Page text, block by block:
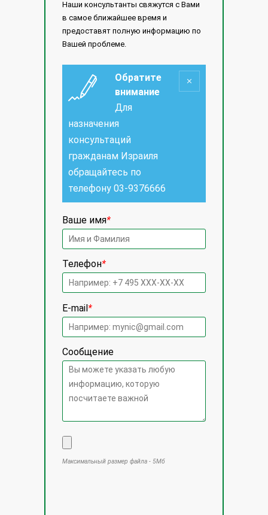
Наши консультанты свяжутся с Вами
в самое ближайшее время и
предоставят полную информацию по
Вашей проблеме.
Обратите
внимание
Для
назначения
консультаций
гражданам Израиля
обращайтесь по
телефону 03-9376666
Ваше имя*
Телефон*
E-mail*
Сообщение
Максимальный размер файла - 5Мб